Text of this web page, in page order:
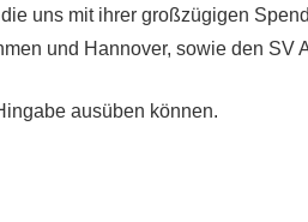
uns mit ihrer großzügigen
und Hannover, sowie den SV
ausüben können.